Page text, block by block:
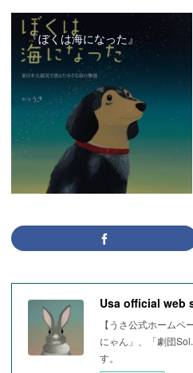
『ぼくは海になった』
Usa official web
【うさ公式ホーム
にゃん」、「劇団
す。